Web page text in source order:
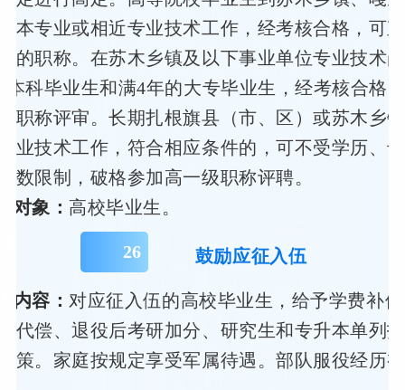
本专业或相近专业技术工作，经考核合格，可
的职称。在苏木乡镇及以下事业单位专业技术
本科毕业生和满4年的大专毕业生，经考核合格
职称评审。长期扎根旗县（市、区）或苏木乡
业技术工作，符合相应条件的，可不受学历、
数限制，破格参加高一级职称评聘。
对象： 高校毕业生。
26 鼓励应征入伍
内容： 对应征入伍的高校毕业生，给予学费补
代偿、退役后考研加分、研究生和专升本单列
策。家庭按规定享受军属待遇。部队服役经历